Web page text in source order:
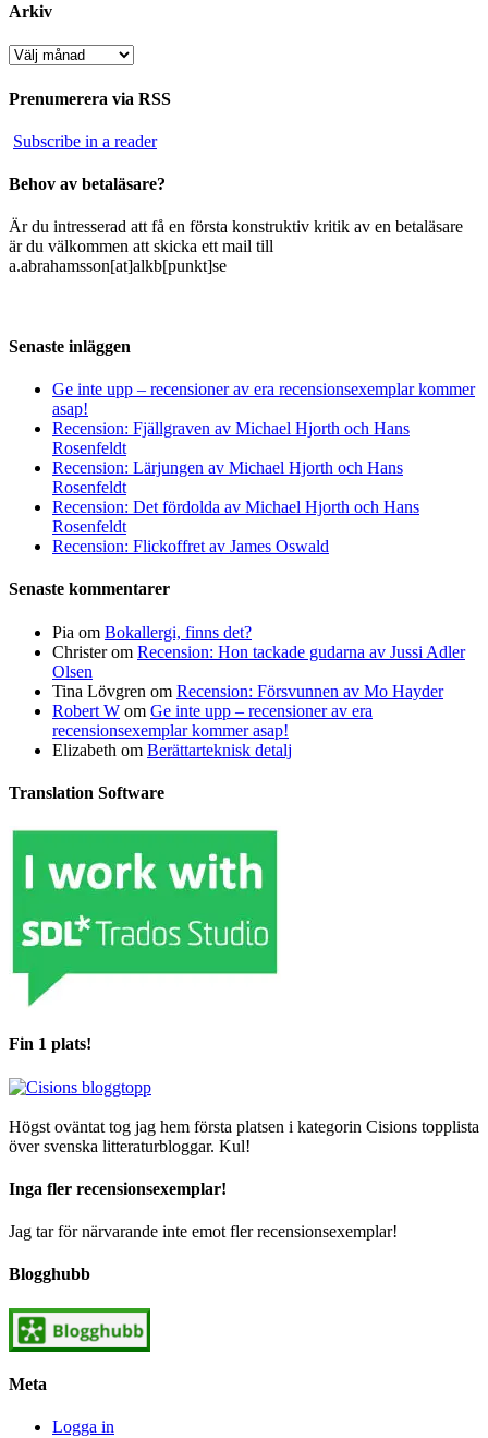
Arkiv
Arkiv
Prenumerera via RSS
Subscribe in a reader
Behov av betaläsare?
Är du intresserad att få en första konstruktiv kritik av en betaläsare
är du välkommen att skicka ett mail till
a.abrahamsson[at]alkb[punkt]se
Senaste inläggen
Ge inte upp – recensioner av era recensionsexemplar kommer
asap!
Recension: Fjällgraven av Michael Hjorth och Hans
Rosenfeldt
Recension: Lärjungen av Michael Hjorth och Hans
Rosenfeldt
Recension: Det fördolda av Michael Hjorth och Hans
Rosenfeldt
Recension: Flickoffret av James Oswald
Senaste kommentarer
Pia om Bokallergi, finns det?
Christerom Recension: Hon tackade gudarna av Jussi Adler
Olsen
Tina Lövgren om Recension: Försvunnen av Mo Hayder
Robert W om Ge inte upp – recensioner av era
recensionsexemplar kommer asap!
Elizabeth om Berättarteknisk detalj
Translation Software
Fin 1 plats!
Högst oväntat tog jag hem första platsen i kategorin Cisions topplista
över svenska litteraturbloggar. Kul!
Inga fler recensionsexemplar!
Jag tar för närvarande inte emot fler recensionsexemplar!
Blogghubb
Meta
Logga in